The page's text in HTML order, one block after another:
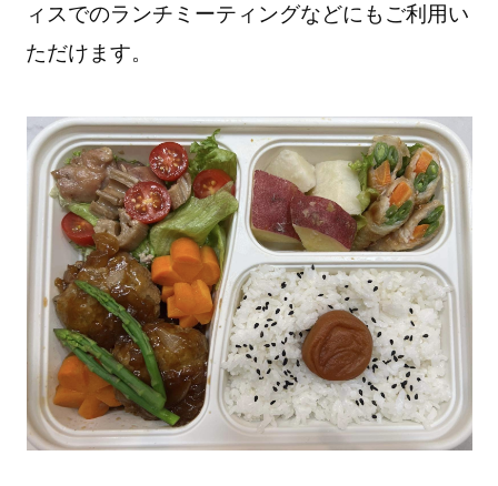
ィスでのランチミーティングなどにもご利用い
ただけます。